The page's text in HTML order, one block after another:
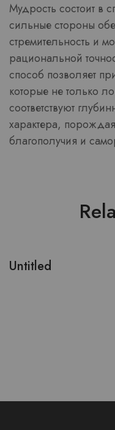
Мудрость состоит в
сильные стороны
стремительность и
рациональной
способ позволяет
которые не только
соответствуют
характера,
благополучия и
Untitled